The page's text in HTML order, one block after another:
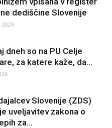
dediščine Slovenije
2026
dneh so na PU Celje
za katere kaže, da...
Slovenije (ZDS)
uveljavitev zakona o
za...